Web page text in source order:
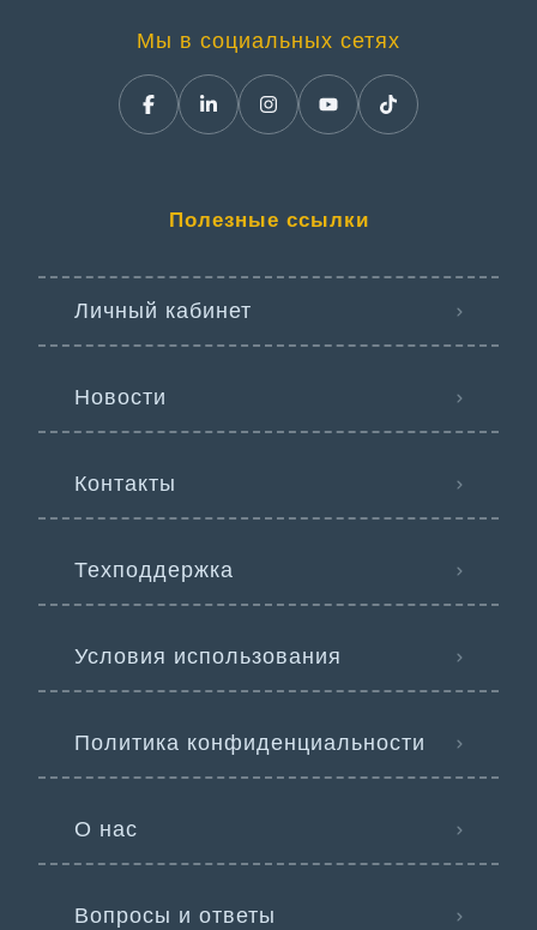
Мы в социальных сетях
Полезные ссылки
Личный кабинет
Новости
Контакты
Техподдержка
Условия использования
Политика конфиденциальности
О нас
Вопросы и ответы